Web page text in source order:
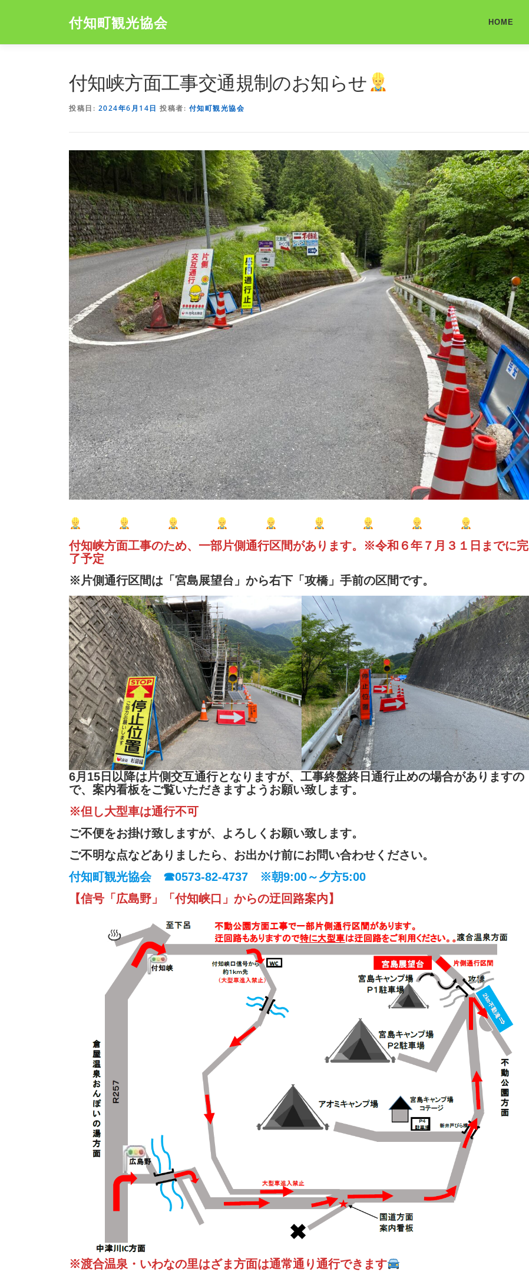
ン
付知町観光協会 HOME
付知峡方面工事交通規制のお知らせ
投稿日: 2024年6月14日 投稿者: 付知町観光協会
付知峡方面工事のため、一部片側通行区間があります。※令和６年７月３１日までに完
了予定
※片側通行区間は「宮島展望台」から右下「攻橋」手前の区間です。
6月15日以降は片側交互通行となりますが、工事終盤終日通行止めの場合がありますの
で、案内看板をご覧いただきますようお願い致します。
※但し大型車は通行不可
ご不便をお掛け致しますが、よろしくお願い致します。
ご不明な点などありましたら、お出かけ前にお問い合わせください。
付知町観光協会 ☎0573-82-4737 ※朝9:00～夕方5:00
【信号「広島野」「付知峡口」からの迂回路案内】
※渡合温泉・いわなの里はざま方面は通常通り通行できます